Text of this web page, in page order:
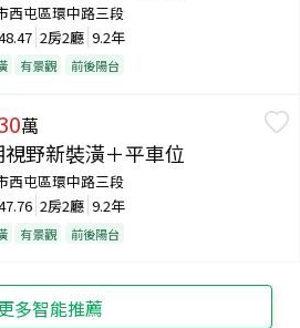
西屯區環中路三段
2房2廳 9.2年
有景觀 前後陽台
萬
視野新裝潢＋平車位
西屯區環中路三段
2房2廳 9.2年
有景觀 前後陽台
多智能推薦